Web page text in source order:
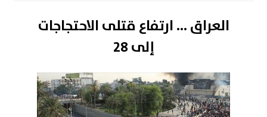
العراق ... ارتفاع قتلى الاحتجاجات
إلى 28